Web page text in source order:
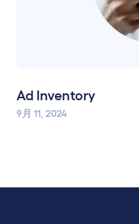
Ad Inventory
9月 11, 2024